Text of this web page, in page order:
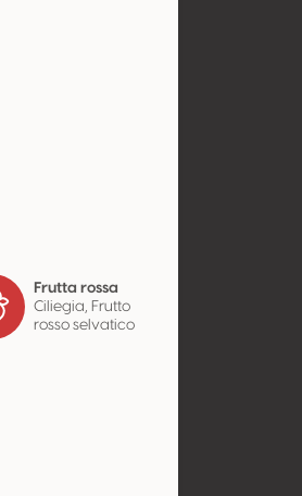
Frutta rossa
Ciliegia, Frutto
rosso selvatico